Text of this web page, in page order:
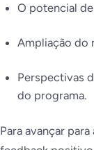
O potencial
Ampliação do
Perspectivas
do programa.
Para avançar